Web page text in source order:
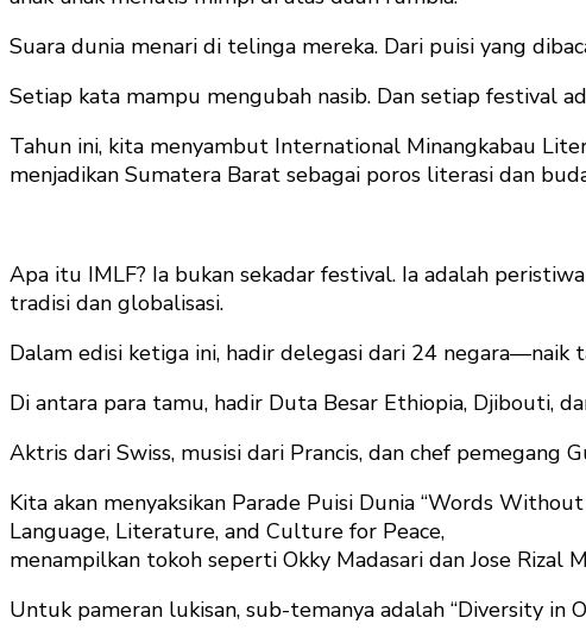
Suara dunia menari di telinga mereka. Dari puisi yang
Setiap kata mampu mengubah nasib. Dan setiap festival
Tahun ini, kita menyambut International Minangkabau
menjadikan Sumatera Barat sebagai poros literasi dan
Apa itu IMLF? Ia bukan sekadar festival. Ia adalah
tradisi dan globalisasi.
Dalam edisi ketiga ini, hadir delegasi dari 24
Di antara para tamu, hadir Duta Besar Ethiopia, Djibouti,
Aktris dari Swiss, musisi dari Prancis, dan chef pemegang
Kita akan menyaksikan Parade Puisi Dunia “Words
Language, Literature, and Culture for Peace,
menampilkan tokoh seperti Okky Madasari dan Jose Rizal
Untuk pameran lukisan, sub-temanya adalah “Diversity in